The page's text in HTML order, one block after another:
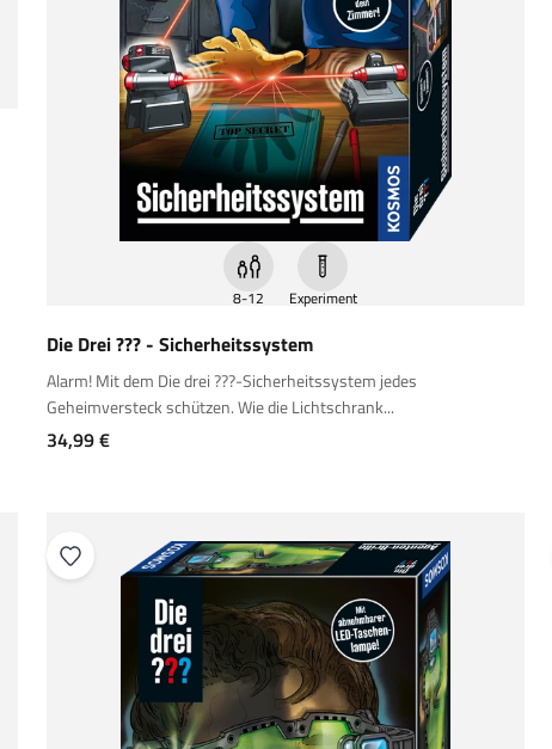
8-12 Experiment
Die Drei ??? - Sicherheitssystem
Alarm! Mit dem Die drei ???-Sicherheitssystem jedes
Geheimversteck schützen. Wie die Lichtschrank...
Angebot
34,99 €